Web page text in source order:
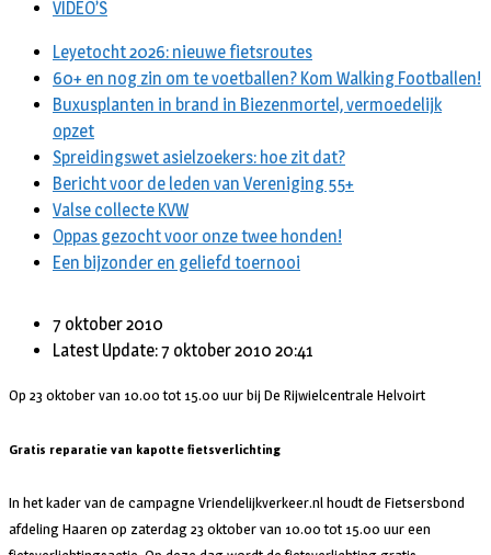
VIDEO’S
Leyetocht 2026: nieuwe fietsroutes
60+ en nog zin om te voetballen? Kom Walking Footballen!
Buxusplanten in brand in Biezenmortel, vermoedelijk
opzet
Spreidingswet asielzoekers: hoe zit dat?
Bericht voor de leden van Vereniging 55+
Valse collecte KVW
Oppas gezocht voor onze twee honden!
Een bijzonder en geliefd toernooi
7 oktober 2010
Latest Update: 7 oktober 2010 20:41
Op 23 oktober van 10.00 tot 15.00 uur bij De Rijwielcentrale Helvoirt
Gratis reparatie van kapotte fietsverlichting
In het kader van de campagne Vriendelijkverkeer.nl houdt de Fietsersbond
afdeling Haaren op zaterdag 23 oktober van 10.00 tot 15.00 uur een